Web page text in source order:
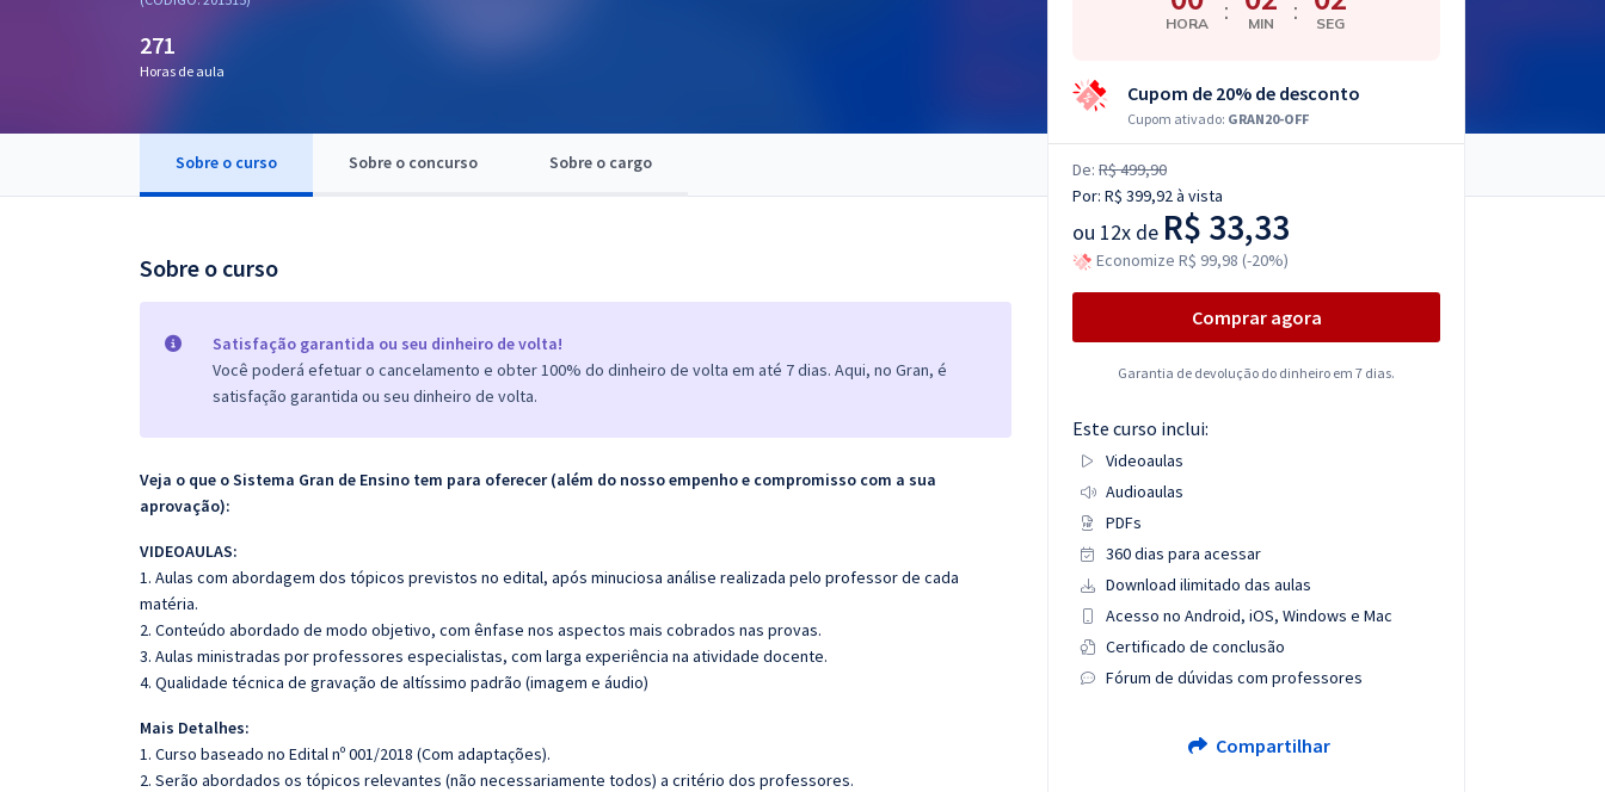
OAB
271
Horas de aula
Sobre o curso Sobre o concurso Sobre o cargo
Sobre o curso
Satisfação garantida ou seu dinheiro de volta!
Você poderá efetuar o cancelamento e obter 100% do dinheiro de volta em até 7 dias. Aqui, no Gran, é
satisfação garantida ou seu dinheiro de volta.
Veja o que o Sistema Gran de Ensino tem para oferecer (além do nosso empenho e compromisso com a sua
aprovação):
VIDEOAULAS:
1. Aulas com abordagem dos tópicos previstos no edital, após minuciosa análise realizada pelo professor de cada
matéria.
2. Conteúdo abordado de modo objetivo, com ênfase nos aspectos mais cobrados nas provas.
3. Aulas ministradas por professores especialistas, com larga experiência na atividade docente.
4. Qualidade técnica de gravação de altíssimo padrão (imagem e áudio)
Mais Detalhes:
1. Curso baseado no Edital nº 001/2018 (Com adaptações).
2. Serão abordados os tópicos relevantes (não necessariamente todos) a critério dos professores.
HORA : MIN : SEG
Cupom de 20% de desconto
Cupom ativado: GRAN20-OFF
De: R$ 499,90
Por: R$ 399,92à vista
ou 12x de R$ 33,33
Economize R$ 99,98 (-20%)
Comprar agora
Garantia de devolução do dinheiro em 7 dias.
Este curso inclui:
Videoaulas
Audioaulas
PDFs
360 dias para acessar
Download ilimitado das aulas
Acesso no Android, iOS, Windows e Mac
Certificado de conclusão
Fórum de dúvidas com professores
Compartilhar